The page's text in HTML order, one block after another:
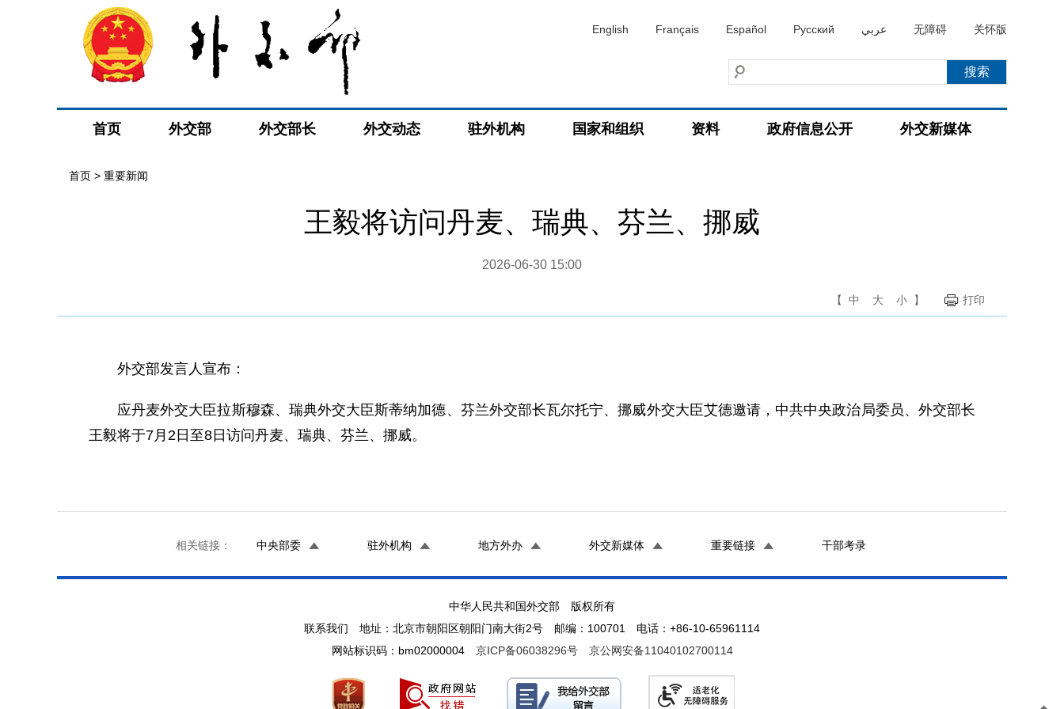
English Français Español Русский عربي 无障碍 关怀版
首页 外交部 外交部长 外交动态 驻外机构 国家和组织 资料 政府信息公开 外交新媒体
首页 > 重要新闻
王毅将访问丹麦、瑞典、芬兰、挪威
2026-06-30 15:00
【 中 大 小 】 打印
外交部发言人宣布：
应丹麦外交大臣拉斯穆森、瑞典外交大臣斯蒂纳加德、芬兰外交部长瓦尔托宁、挪威外交大臣艾德邀请，中共中央政治局委员、外交部长
王毅将于7月2日至8日访问丹麦、瑞典、芬兰、挪威。
相关链接： 中央部委 驻外机构 地方外办 外交新媒体 重要链接 干部考录
中华人民共和国外交部 版权所有
联系我们 地址：北京市朝阳区朝阳门南大街2号 邮编：100701 电话：+86-10-65961114
网站标识码：bm02000004 京ICP备06038296号 京公网安备11040102700114